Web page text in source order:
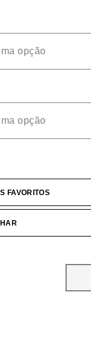
FAVORITOS